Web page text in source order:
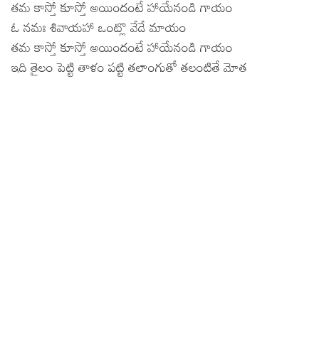
తమ కాస్తో కూస్తో అయిందంటే హాయేనండి గాయం
ఓ నమః శివాయహా ఒంట్లొ వేడే మాయం
తమ కాస్తో కూస్తో అయిందంటే హాయేనండి గాయం
ఇది తైలం పెట్టి తాళం పట్టి తలాంగుతో తలంటితే మోత